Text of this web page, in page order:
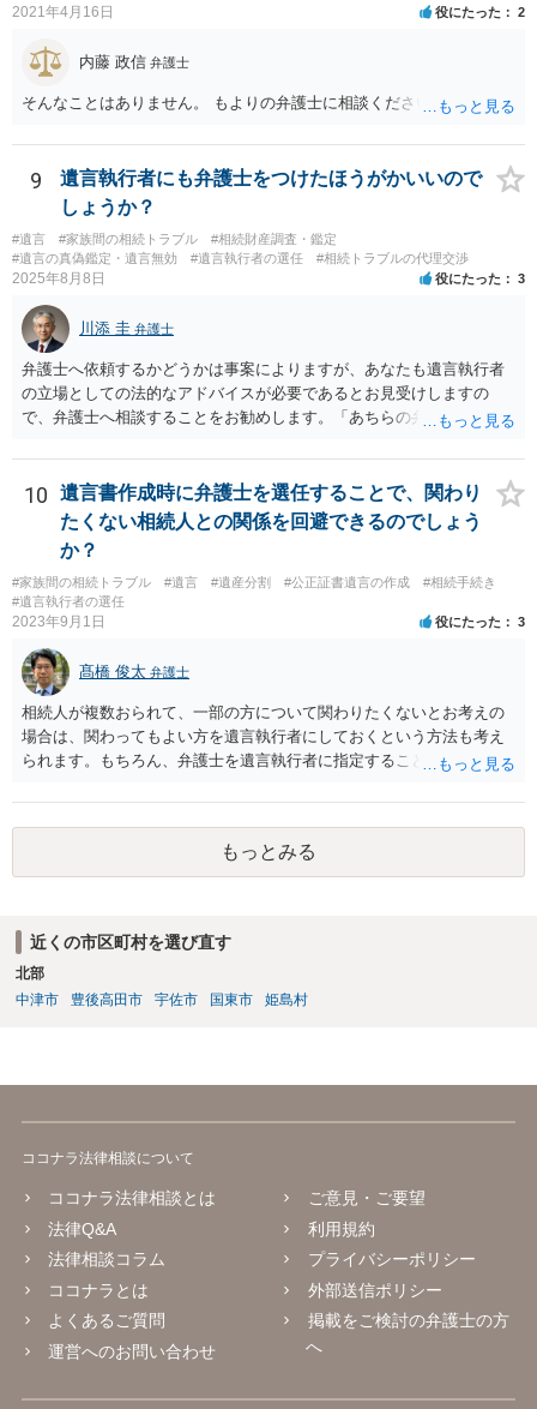
2021年4月16日 役にたった 2
内藤 政信 弁護士
そんなことはありません。 もよりの弁護士に相談ください。
9
遺言執行者にも弁護士をつけたほうがかいいので
しょうか？
#遺言 #家族間の相続トラブル
#相続財産調査・鑑定
#遺言の真偽鑑定・遺言無効
#遺言執行者の選任 #相続トラブルの代理交渉
2025年8月8日 役にたった 3
川添 圭 弁護士
弁護士へ依頼するかどうかは事案によりますが、あなたも遺言執行者
の立場としての法的なアドバイスが必要であるとお見受けしますの
で、弁護士へ相談することをお勧めします。「あちらの弁護士」（元
誘導しかしてこないと思います。
10
遺言書作成時に弁護士を選任することで、関わり
たくない相続人との関係を回避できるのでしょう
か？
#家族間の相続トラブル #遺言 #遺産分割 #公正証書遺言の作成
#相続手続き
#遺言執行者の選任
2023年9月1日 役にたった 3
髙橋 俊太 弁護士
相続人が複数おられて、一部の方について関わりたくないとお考えの
場合は、関わってもよい方を遺言執行者にしておくという方法も考え
られます。もちろん、弁護士を遺言執行者に指定することもできます
方に再委任の権限を付与しておくという方法もあります。 一度、弁護
士に直接ご相談されることをお勧めいたします。
もっとみる
近くの市区町村を選び直す
北部
中津市
豊後高田市 宇佐市 国東市 姫島村
ココナラ法律相談について
ココナラ法律相談とは
法律Q&A
法律相談コラム
ココナラとは
よくあるご質問
運営へのお問い合わせ
ご意見・ご要望
利用規約
プライバシーポリシー
外部送信ポリシー
掲載をご検討の弁護士の方
へ